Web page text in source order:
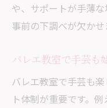
や、サポートが手薄な
事前の下調べが欠かせ
バレエ教室で手芸も
バレエ教室で手芸も
ト体制が重要です。